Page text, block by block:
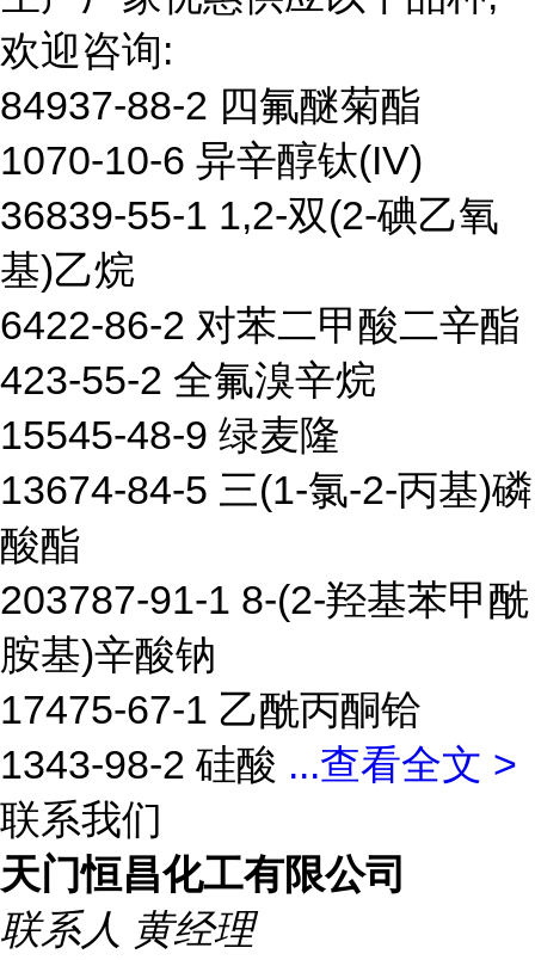
欢迎咨询:
84937-88-2 四氟醚菊酯
1070-10-6 异辛醇钛(IV)
36839-55-1 1,2-双(2-碘乙氧
基)乙烷
6422-86-2 对苯二甲酸二辛酯
423-55-2 全氟溴辛烷
15545-48-9 绿麦隆
13674-84-5 三(1-氯-2-丙基)磷
酸酯
203787-91-1 8-(2-羟基苯甲酰
胺基)辛酸钠
17475-67-1 乙酰丙酮铪
1343-98-2 硅酸 ...查看全文 >
联系我们
天门恒昌化工有限公司
联系人 黄经理